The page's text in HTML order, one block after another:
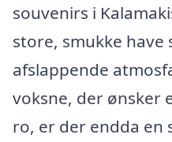
souvenirs i
store, smukke have
afslappende
voksne, der ønsker
ro, er der endda en